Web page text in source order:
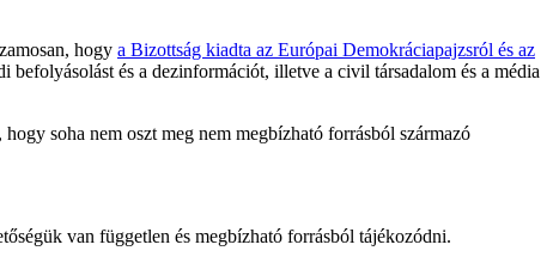
hogy a Bizottság kiadta az Európai Demokráciapajzsról és az
és a dezinformációt, illetve a civil társadalom és a média
soha nem oszt meg nem megbízható forrásból származó
van független és megbízható forrásból tájékozódni.